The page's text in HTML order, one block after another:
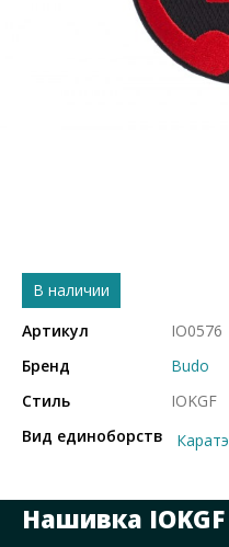
В наличии
Артикул
IO0576
Бренд
Budo
Стиль
IOKGF
Вид единоборств
Каратэ
Нашивка IOKGF